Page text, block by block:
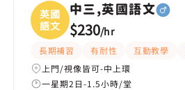
英國
語文
中三,英國語文
$230/hr
長期補習 有耐性 互動教學
上門/視像皆可-中上環
一星期2日-1.5小時/堂